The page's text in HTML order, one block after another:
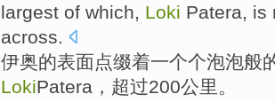
largest of which, Loki Patera, is
across.
伊奥的表面点缀着一个个泡泡般
LokiPatera ，超过200公里。